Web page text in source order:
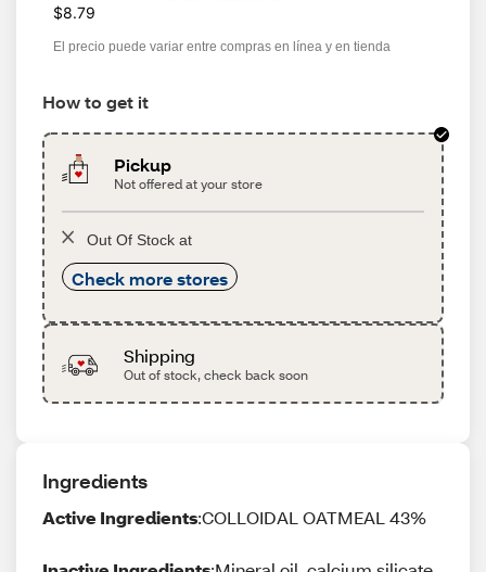
$8.79
El precio puede variar entre compras en línea y en tienda
How to get it
Pickup
Not offered at your store
Out Of Stock at
Check more stores
Shipping
Out of stock, check back soon
Ingredients
Active Ingredients:COLLOIDAL OATMEAL 43%